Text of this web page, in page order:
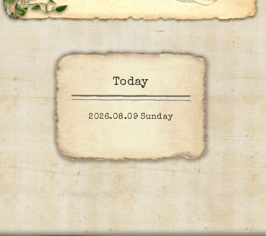
Today
2026.08.09 Sunday